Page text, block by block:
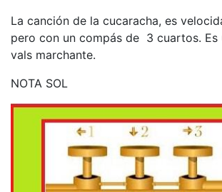
La canción de la cucaracha, es
pero con un compás de 3 cuartos. Es
vals marchante.
NOTA SOL